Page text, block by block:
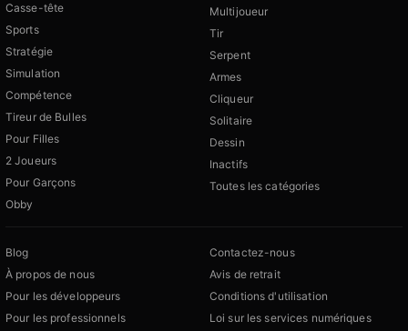
Casse-tête
Sports
Stratégie
Simulation
Compétence
Tireur de Bulles
Pour Filles
2 Joueurs
Pour Garçons
Obby
Multijoueur
Tir
Serpent
Armes
Cliqueur
Solitaire
Dessin
Inactifs
Toutes les catégories
Blog
À propos de nous
Pour les développeurs
Pour les professionnels
Contactez-nous
Avis de retrait
Conditions d'utilisation
Loi sur les services numériques